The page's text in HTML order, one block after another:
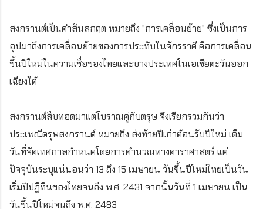
สงกรานต์เป็นคำสันสกฤต หมายถึง "การเคลื่อนย้าย" ซึ่งเป็นการ
อุปมาถึงการเคลื่อนย้ายของการประทับในจักรราศี คือการเคลื่อน
ขึ้นปีใหม่ในความเชื่อของไทยและบางประเทศในเอเชียตะวันออก
เฉียงใต้
สงกรานต์สืบทอดมาแต่โบราณคู่กับตรุษ จึงเรียกรวมกันว่า
ประเพณีตรุษสงกรานต์ หมายถึง ส่งท้ายปีเก่าต้อนรับปีใหม่ เดิม
วันที่จัดเทศกาลกำหนดโดยการคำนวณทางดาราศาสตร์ แต่
ปัจจุบันระบุแน่นอนว่า 13 ถึง 15 เมษายน วันขึ้นปีใหม่ไทยเป็นวัน
เริ่มปีปฏิทินของไทยจนถึง พ.ศ. 2431 จากนั้นวันที่ 1 เมษายน เป็น
วันขึ้นปีใหม่จนถึง พ.ศ. 2483